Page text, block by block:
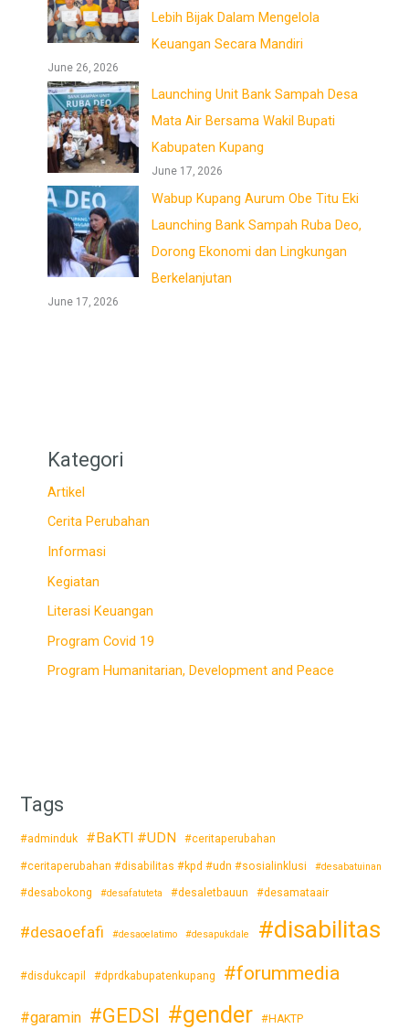
Lebih Bijak Dalam Mengelola
Keuangan Secara Mandiri
June 26, 2026
Launching Unit Bank Sampah Desa
Mata Air Bersama Wakil Bupati
Kabupaten Kupang
June 17, 2026
Wabup Kupang Aurum Obe Titu Eki
Launching Bank Sampah Ruba Deo,
Dorong Ekonomi dan Lingkungan
Berkelanjutan
June 17, 2026
Kategori
Artikel
Cerita Perubahan
Informasi
Kegiatan
Literasi Keuangan
Program Covid 19
Program Humanitarian, Development and Peace
Tags
#adminduk #BaKTI #UDN #ceritaperubahan
#ceritaperubahan #disabilitas #kpd #udn #sosialinklusi #desabatuinan
#desabokong #desafatuteta #desaletbauun #desamataair
#desaoefafi #desaoelatimo #desapukdale #disabilitas
#disdukcapil #dprdkabupatenkupang #forummedia
#garamin #GEDSI #gender #HAKTP